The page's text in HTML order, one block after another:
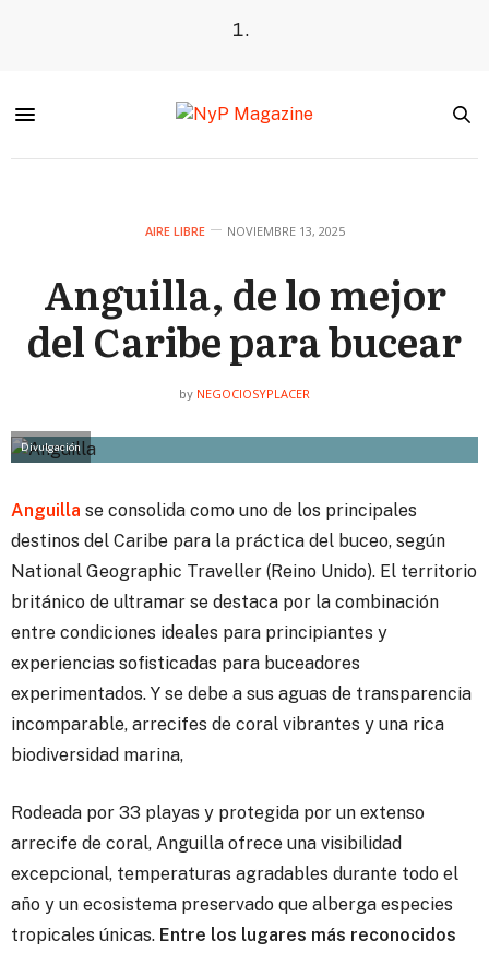
AIRE LIBRE NOVIEMBRE 13, 2025
Anguilla, de lo mejor
del Caribe para bucear
by NEGOCIOSYPLACER
Divulgación
Anguilla se consolida como uno de los principales
destinos del Caribe para la práctica del buceo, según
National Geographic Traveller (Reino Unido). El territorio
británico de ultramar se destaca por la combinación
entre condiciones ideales para principiantes y
experiencias sofisticadas para buceadores
experimentados. Y se debe a sus aguas de transparencia
incomparable, arrecifes de coral vibrantes y una rica
biodiversidad marina,
Rodeada por 33 playas y protegida por un extenso
arrecife de coral, Anguilla ofrece una visibilidad
excepcional, temperaturas agradables durante todo el
año y un ecosistema preservado que alberga especies
tropicales únicas. Entre los lugares más reconocidos